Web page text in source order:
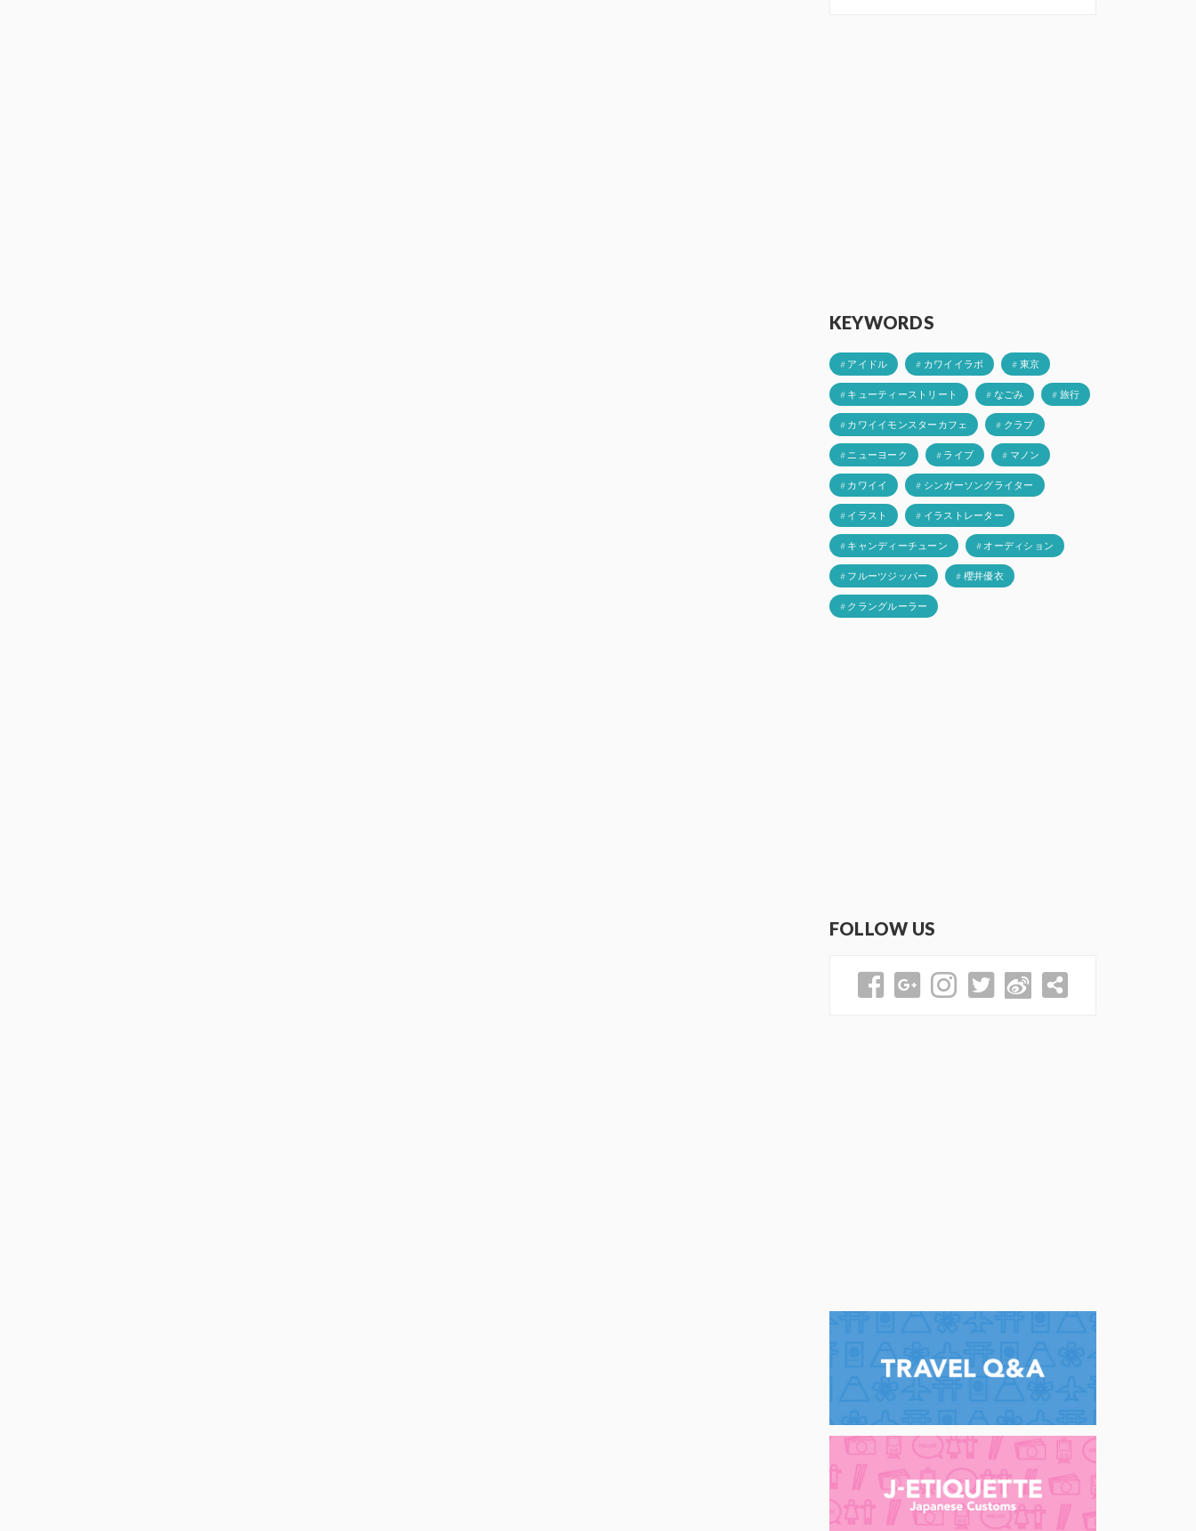
KEYWORDS
# アイドル # カワイイラボ # 東京
# キューティーストリート # なごみ # 旅行
# カワイイモンスターカフェ # クラブ
# ニューヨーク # ライブ # マノン
# カワイイ # シンガーソングライター
# イラスト # イラストレーター
# キャンディーチューン # オーディション
# フルーツジッパー # 櫻井優衣
# クラングルーラー
FOLLOW US